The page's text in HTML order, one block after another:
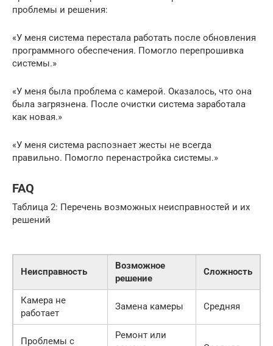
проблемы и решения:
«У меня система перестала работать после обновления
программного обеспечения. Помогло перепрошивка
системы.»
«У меня была проблема с камерой. Оказалось, что она
была загрязнена. После очистки система заработала
как новая.»
«У меня система распознает жесты не всегда
правильно. Помогло перенастройка системы.»
FAQ
Таблица 2: Перечень возможных неисправностей и их
решений
Неисправность
Возможное
решение
Сложность
Камера не
работает
Замена камеры Средняя
Проблемы с
Ремонт или